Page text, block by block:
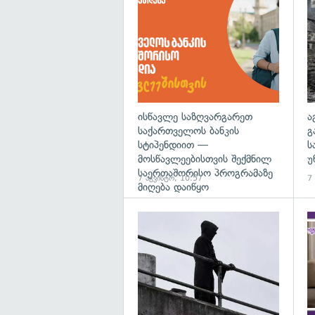
ისწავლე საზღვარგარეთ
საქართველოს ბანკის
სტიპენდიით —
მოსწავლეებისთვის შექმნილ
საერთაშორისო პროგრამაზე
მიღება დაიწყო
7 აგვისტო, 10:57 7